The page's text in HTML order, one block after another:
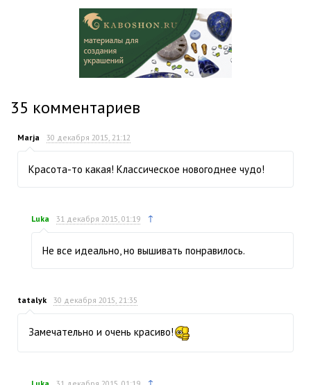
35 комментариев
Marja 30 декабря 2015, 21:12
Красота-то какая! Классическое новогоднее чудо!
Luka 31 декабря 2015, 01:19 ↑
Не все идеально, но вышивать понравилось.
tatalyk 30 декабря 2015, 21:35
Замечательно и очень красиво!